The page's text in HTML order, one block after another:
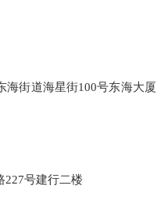
街道海星街100号东海大厦
号建行二楼